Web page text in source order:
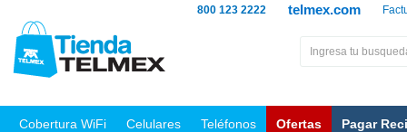
telmex.com
800 123 2222
Cobertura WiFi Celulares Teléfonos Ofertas Pagar